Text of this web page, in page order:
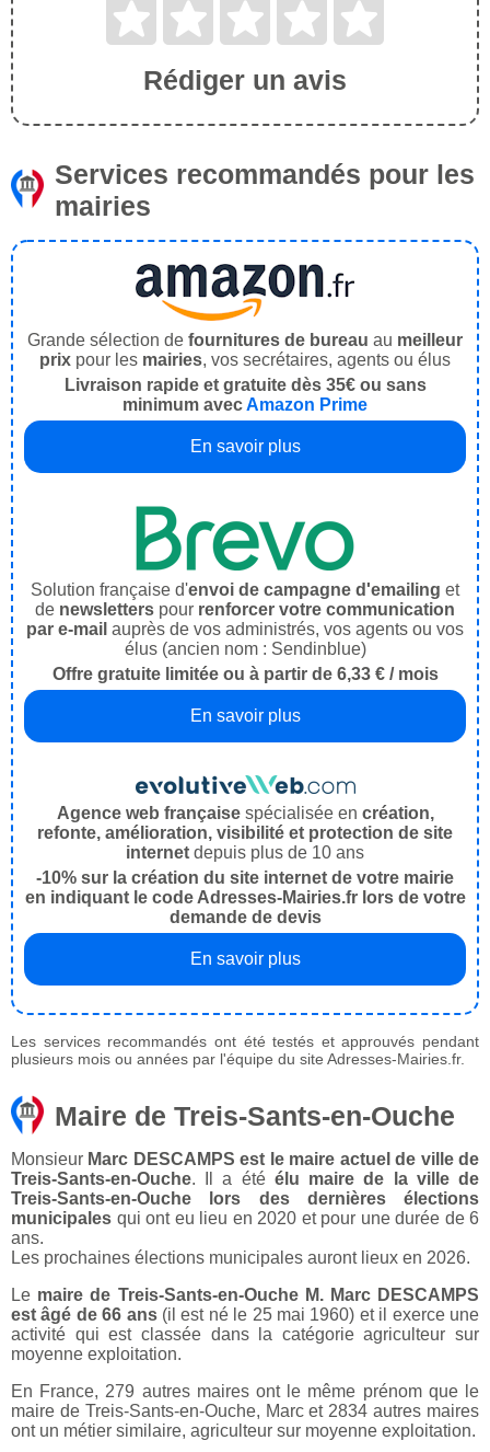
Rédiger un avis
Services recommandés pour les
mairies
Grande sélection de fournitures de bureau au meilleur
prix pour les mairies, vos secrétaires, agents ou élus
Livraison rapide et gratuite dès 35€ ou sans
minimum avecAmazon Prime
En savoir plus
Solution française d'envoi de campagne d'emailing et
de newsletters pour renforcer votre communication
par e-mail auprès de vos administrés, vos agents ou vos
élus (ancien nom : Sendinblue)
Offre gratuite limitée ou à partir de 6,33 € / mois
En savoir plus
Agence web françaisespécialisée en création,
refonte, amélioration, visibilité et protection de site
internet depuis plus de 10 ans
-10% sur la création du site internet de votre mairie
en indiquant le code Adresses-Mairies.fr lors de votre
demande de devis
En savoir plus
Les services recommandés ont été testés et approuvés pendant
plusieurs mois ou années par l'équipe du site Adresses-Mairies.fr.
Maire de Treis-Sants-en-Ouche
Monsieur Marc DESCAMPS est le maire actuel de ville de
Treis-Sants-en-Ouche. Il a été élu maire de la ville de
Treis-Sants-en-Ouche lors des dernières élections
municipales qui ont eu lieu en 2020 et pour une durée de 6
ans.
Les prochaines élections municipales auront lieux en 2026.
Le maire de Treis-Sants-en-Ouche M. Marc DESCAMPS
est âgé de 66 ans(il est né le 25 mai 1960) et il exerce une
activité qui est classée dans la catégorie agriculteur sur
moyenne exploitation.
En France, 279 autres maires ont le même prénom que le
maire de Treis-Sants-en-Ouche, Marc et 2834 autres maires
ont un métier similaire, agriculteur sur moyenne exploitation.